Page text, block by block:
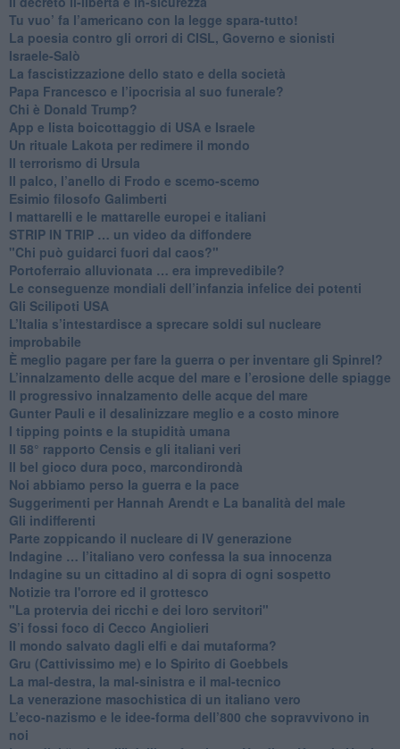
Tu vuo’ fa l’americano con la legge spara-tutto!
La poesia contro gli orrori di CISL, Governo e sionisti
Israele-Salò
​La fascistizzazione dello stato e della società
Papa Francesco e l’ipocrisia al suo funerale?
​Chi è Donald Trump?
App e lista boicottaggio di USA e Israele
​Un rituale Lakota per redimere il mondo
Il terrorismo di Ursula
​Il palco, l’anello di Frodo e scemo-scemo
Esimio filosofo Galimberti
​I mattarelli e le mattarelle europei e italiani
​STRIP IN TRIP … un video da diffondere
"Chi può guidarci fuori dal caos?"
​Portoferraio alluvionata … era imprevedibile?
Le conseguenze mondiali dell’infanzia infelice dei potenti
​Gli Scilipoti USA
L’Italia s’intestardisce a sprecare soldi sul nucleare
improbabile
È meglio pagare per fare la guerra o per inventare gli Spinrel?
​L’innalzamento delle acque del mare e l’erosione delle spiagge
​Il progressivo innalzamento delle acque del mare
​Gunter Pauli e il desalinizzare meglio e a costo minore
I tipping points e la stupidità umana
​Il 58° rapporto Censis e gli italiani veri
​Il bel gioco dura poco, marcondirondà
Noi abbiamo perso la guerra e la pace
Suggerimenti per Hannah Arendt e La banalità del male
​Gli indifferenti
Parte zoppicando il nucleare di IV generazione
​Indagine … l’italiano vero confessa la sua innocenza
Indagine su un cittadino al di sopra di ogni sospetto
Notizie tra l'orrore ed il grottesco
"La protervia dei ricchi e dei loro servitori"
S’i fossi foco di Cecco Angiolieri
​Il mondo salvato dagli elfi e dai mutaforma?
Gru (Cattivissimo me) e lo Spirito di Goebbels
​La mal-destra, la mal-sinistra e il mal-tecnico
​La venerazione masochistica di un italiano vero
​L’eco-nazismo e le idee-forma dell’800 che sopravvivono in
noi